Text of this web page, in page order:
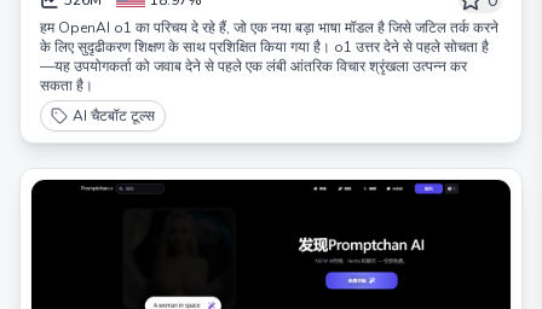
हम OpenAI o1 का परिचय दे रहे हैं, जो एक नया बड़ा भाषा मॉडल है जिसे जटिल तर्क करने
के लिए सुदृढीकरण शिक्षण के साथ प्रशिक्षित किया गया है। o1 उत्तर देने से पहले सोचता है
—यह उपयोगकर्ता को जवाब देने से पहले एक लंबी आंतरिक विचार श्रृंखला उत्पन्न कर
सकता है।
AI चैटबॉट टूल्स